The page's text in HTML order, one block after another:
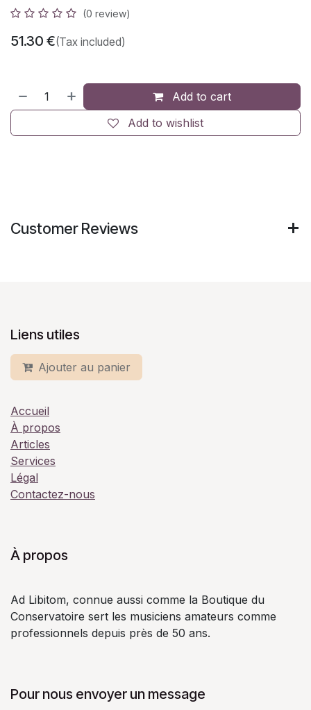
(0 review)
51.30 €(Tax included)
Add to cart
Add to wishlist
Customer Reviews
Liens utiles
Ajouter au panier
Accueil
À propos
Articles
Services
Légal
Contactez-nous
À propos
Ad Libitom, connue aussi comme la Boutique du
Conservatoire sert les musiciens amateurs comme
professionnels depuis près de 50 ans.
Pour nous envoyer un message